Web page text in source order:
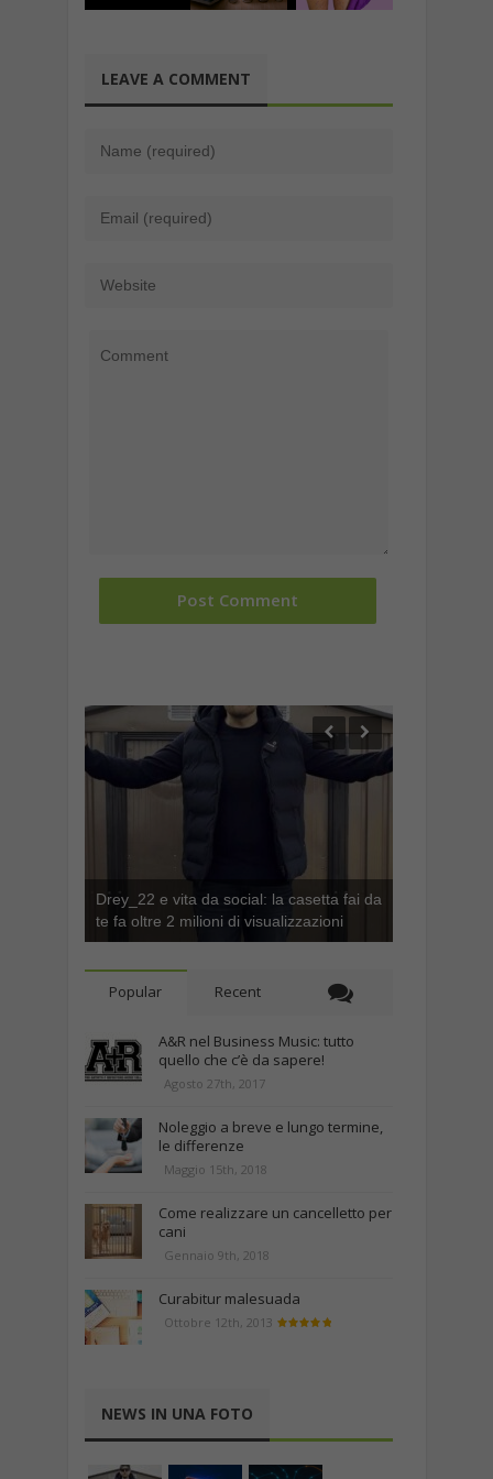
LEAVE A COMMENT
Drey_22 e vita da social: la casetta fai da
te fa oltre 2 milioni di visualizzazioni
Popular Recent
A&R nel Business Music: tutto
quello che c’è da sapere!
Agosto 27th, 2017
Noleggio a breve e lungo termine,
le differenze
Maggio 15th, 2018
Come realizzare un cancelletto per
cani
Gennaio 9th, 2018
Curabitur malesuada
Ottobre 12th, 2013
NEWS IN UNA FOTO